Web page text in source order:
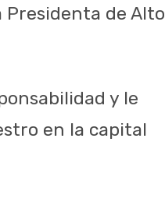
de Alto
y le
en la capital